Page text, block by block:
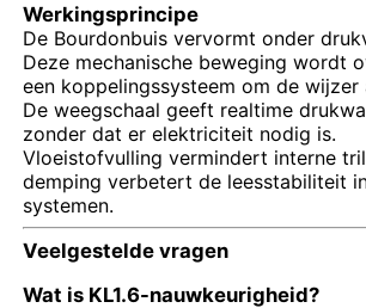
Werkingsprincipe
De Bourdonbuis vervormt onder
Deze mechanische beweging wordt
een koppelingssysteem om de wijzer
De weegschaal geeft realtime
zonder dat er elektriciteit nodig is.
Vloeistofvulling vermindert interne
demping verbetert de leesstabiliteit
systemen.
Veelgestelde vragen
Wat is KL1.6-nauwkeurigheid?